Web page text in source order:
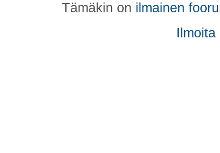
Tämäkin on ilmainen